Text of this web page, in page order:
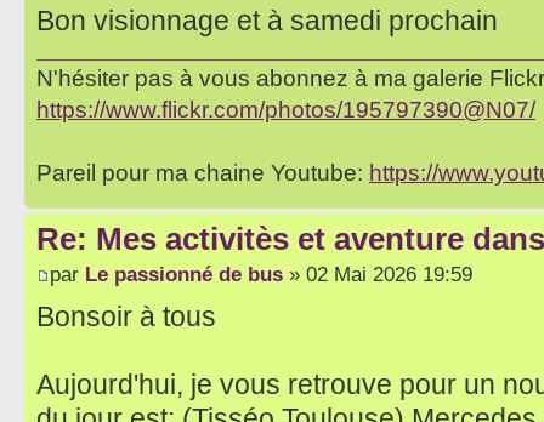
Bon visionnage et à samedi prochain
N'hésiter pas à vous abonnez à ma galerie
https://www.flickr.com/photos/195797390@N07/
Pareil pour ma chaine Youtube: https://
Re: Mes activitès et aventure
par Le passionné de bus » 02 Mai 2026 19:59
Bonsoir à tous
Aujourd'hui, je vous retrouve pour un